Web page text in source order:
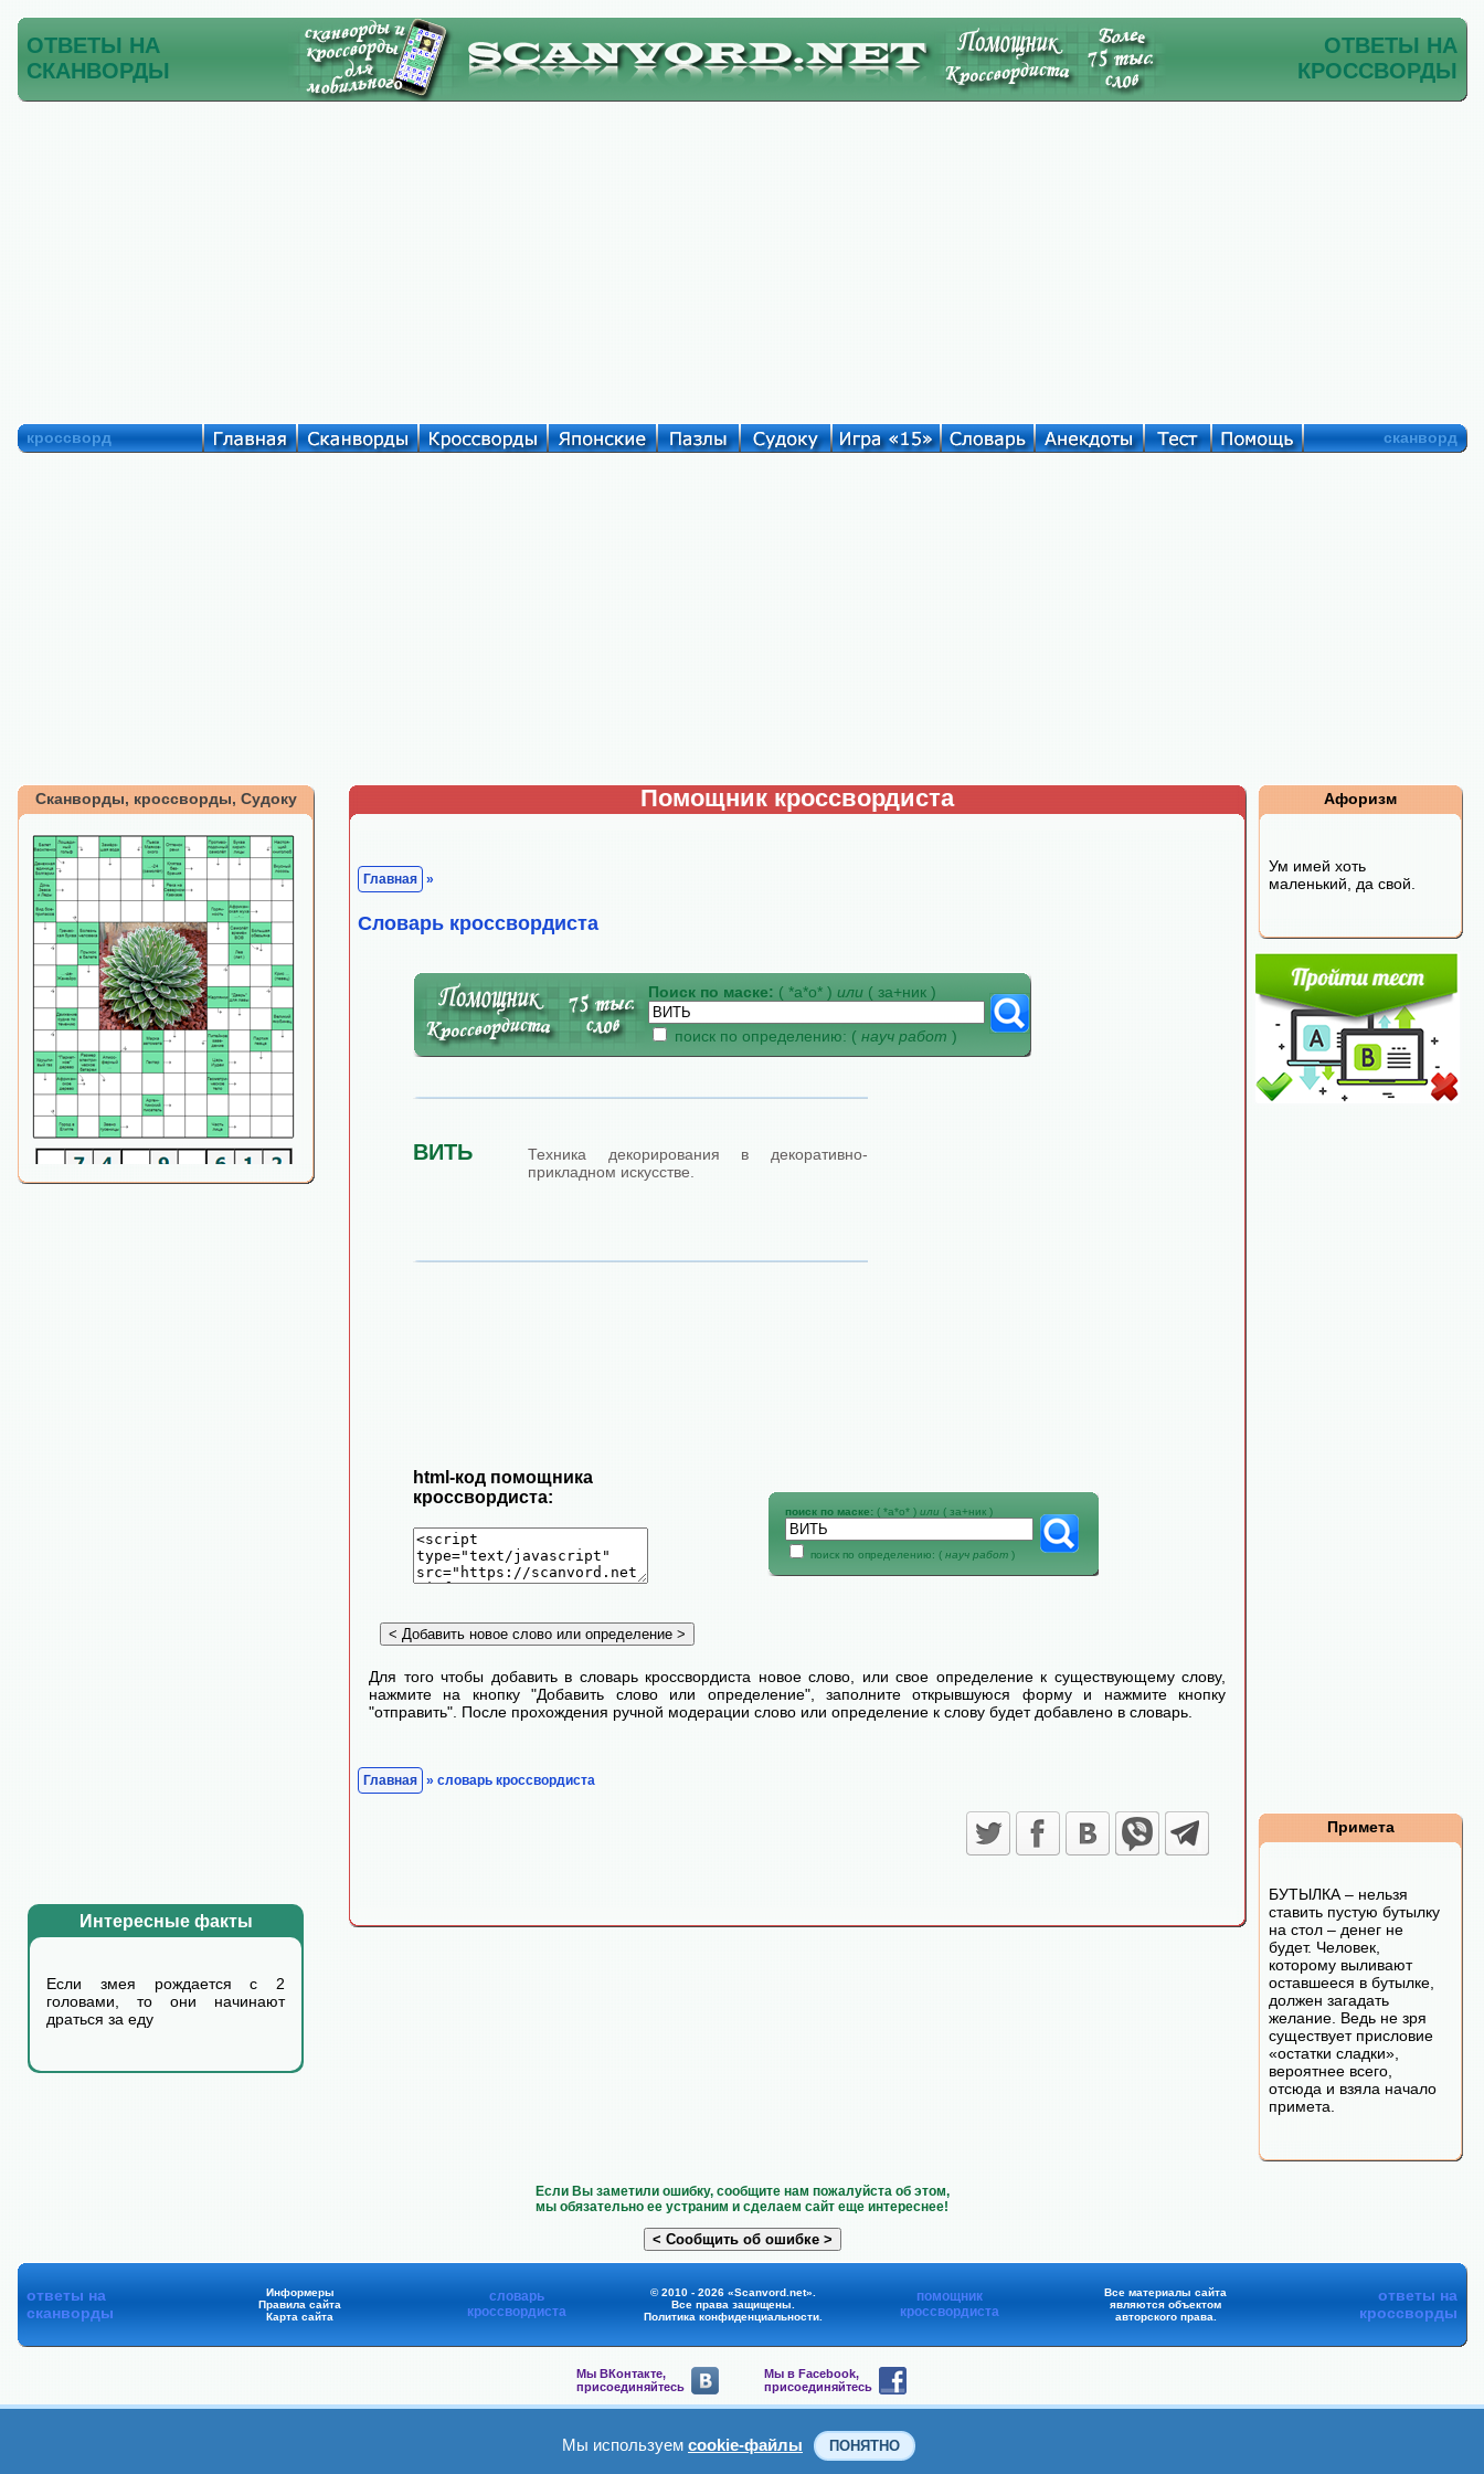
ОТВЕТЫ НА
СКАНВОРДЫ
ОТВЕТЫ НА
КРОССВОРДЫ
кроссворд сканворд
Сканворды, кроссворды, Судоку
Интересные факты
Если змея рождается с 2
головами, то они начинают
драться за еду
Помощник кроссвордиста
Главная »
Cловарь кроссвордиста
Поиск по маске: ( *а*о* ) или ( за+ник )
поиск по определению: ( науч работ )
ВИТЬ
Техника декорирования в декоративно-
прикладном искусстве.
html-код помощника
кроссвордиста:
поиск по маске: ( *а*о* ) или ( за+ник )
поиск по определению: ( науч работ )
Для того чтобы добавить в словарь кроссвордиста новое слово, или свое определение к существующему слову,
нажмите на кнопку "Добавить слово или определение", заполните открывшуюся форму и нажмите кнопку
"отправить". После прохождения ручной модерации слово или определение к слову будет добавлено в словарь.
Главная » словарь кроссвордиста
Афоризм
Ум имей хоть
маленький, да свой.
Примета
БУТЫЛКА – нельзя
ставить пустую бутылку
на стол – денег не
будет. Человек,
которому выливают
оставшееся в бутылке,
должен загадать
желание. Ведь не зря
существует присловие
«остатки сладки»,
вероятнее всего,
отсюда и взяла начало
примета.
Если Вы заметили ошибку, сообщите нам пожалуйста об этом,
мы обязательно ее устраним и сделаем сайт еще интереснее!
ответы на
сканворды
Информеры
Правила сайта
Карта сайта
словарь
кроссвордиста
© 2010 - 2026 «Scanvord.net».
Все права защищены.
Политика конфиденциальности.
помощник
кроссвордиста
Все материалы сайта
являются объектом
авторского права.
ответы на
кроссворды
Мы ВКонтакте,
присоединяйтесь
Мы в Facebook,
присоединяйтесь
присоединяйтесь
Мы используем cookie-файлы ПОНЯТНО